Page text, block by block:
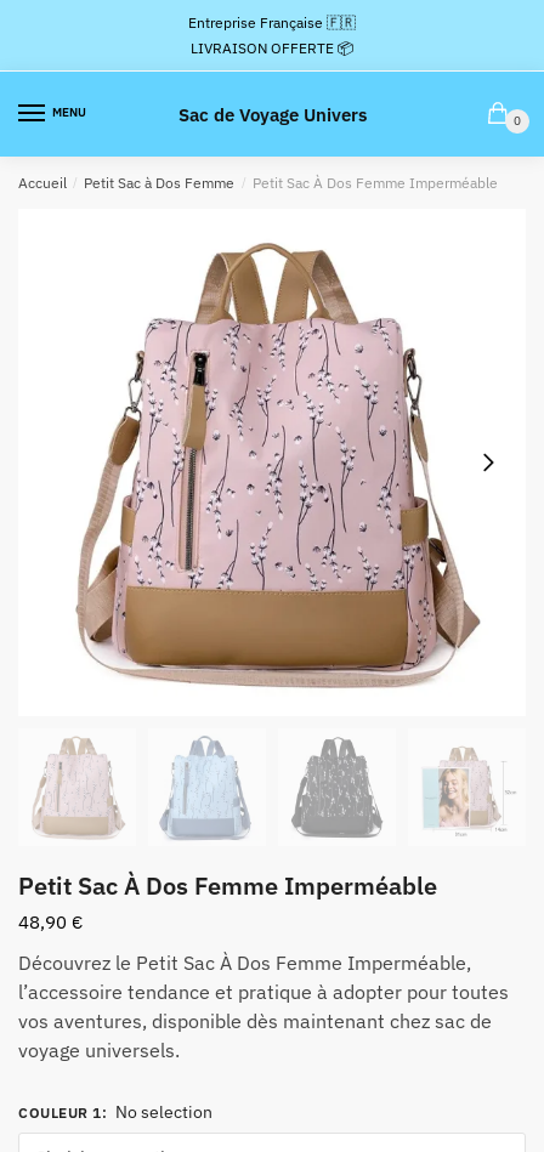
la
navigation
contenu
Entreprise Française 🇫🇷
LIVRAISON OFFERTE 📦
MENU Sac de Voyage Univers 0
Accueil / Petit Sac à Dos Femme / Petit Sac À Dos Femme Imperméable
Petit Sac À Dos Femme Imperméable
48,90 €
Découvrez le Petit Sac À Dos Femme Imperméable,
l’accessoire tendance et pratique à adopter pour toutes
vos aventures, disponible dès maintenant chez sac de
voyage universels.
COULEUR 1: No selection